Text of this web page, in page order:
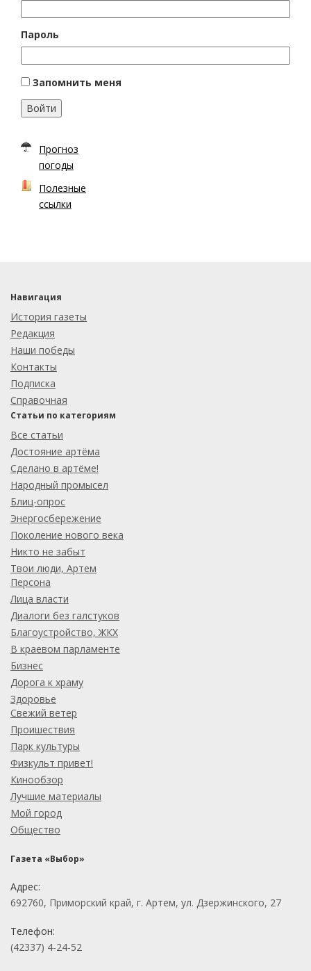
Пароль
Запомнить меня
Войти
Прогноз
погоды
Полезные
ссылки
Навигация
История газеты
Редакция
Наши победы
Контакты
Подписка
Справочная
Статьи по категориям
Все статьи
Достояние артёма
Сделано в артёме!
Народный промысел
Блиц-опрос
Энергосбережение
Поколение нового века
Никто не забыт
Твои люди, Артем
Персона
Лица власти
Диалоги без галстуков
Благоустройство, ЖКХ
В краевом парламенте
Бизнес
Дорога к храму
Здоровье
Свежий ветер
Проишествия
Парк культуры
Физкульт привет!
Кинообзор
Лучшие материалы
Мой город
Общество
Газета «Выбор»
Адрес:
692760, Приморский край, г. Артем, ул. Дзержинского, 27
Телефон:
(42337) 4-24-52